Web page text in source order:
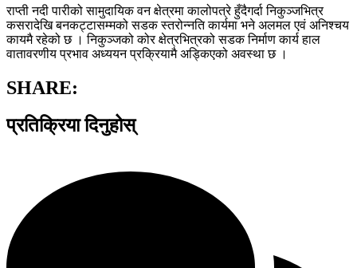
राप्ती नदी पारीको सामुदायिक वन क्षेत्रमा कालोपत्रे हुँदैगर्दा निकुञ्जभित्र
कसरादेखि बनकट्टासम्मको सडक स्तरोन्नति कार्यमा भने अलमल एवं अनिश्चय
कायमै रहेको छ । निकुञ्जको कोर क्षेत्रभित्रको सडक निर्माण कार्य हाल
वातावरणीय प्रभाव अध्ययन प्रक्रियामै अड्किएको अवस्था छ ।
SHARE:
प्रतिक्रिया दिनुहोस्